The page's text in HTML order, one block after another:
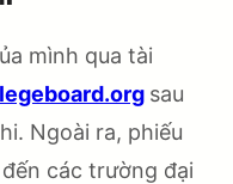
mình qua tài
sau
Ngoài ra, phiếu
các trường đại